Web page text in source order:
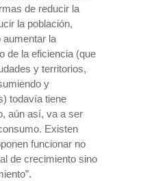
de reducir la
la población,
aumentar la
de la eficiencia (que
y territorios,
y
todavía tiene
aún así, va a ser
Existen
funcionar no
de crecimiento sino